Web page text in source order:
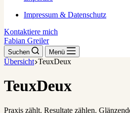
Impressum & Datenschutz
Kontaktiere mich
Fabian Greiler
Suchen Menü
Übersicht TeuxDeux
TeuxDeux
Praxis zählt. Resultate zählen.